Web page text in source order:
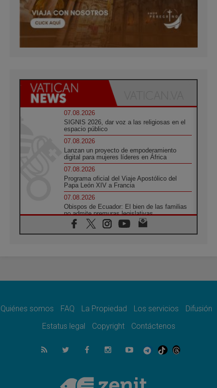
07.08.2026
SIGNIS 2026, dar voz a las religiosas en el
espacio público
07.08.2026
Lanzan un proyecto de empoderamiento
digital para mujeres líderes en África
07.08.2026
Programa oficial del Viaje Apostólico del
Papa León XIV a Francia
07.08.2026
Obispos de Ecuador: El bien de las familias
no admite premuras legislativas
06.08.2026
Cardenal Parolin: La paz comienza con la
06.08.2026
06.08.2026
«Hoy nos sentimos Iglesia»
Líbano: Reanudan los coloquios en Roma en
medio de tensiones y ataques en el sur del
Hiroshima y Nagasaki, 81 años después.
Quiénes somos FAQ La Propiedad Los servicios
Difusión
Estatus legal
Copyright Contáctenos